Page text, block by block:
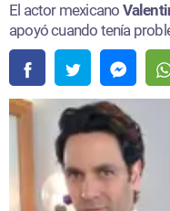
El actor mexicano
apoyó cuando tenía